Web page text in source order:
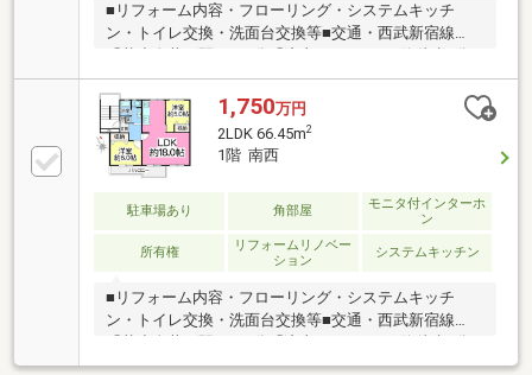
■リフォーム内容・フローリング・システムキッチ
ン・トイレ交換・洗面台交換等■交通・西武新宿線
物件概要・専有面積：66.45m2・間取り：3LDK・階
数：鉄筋コンクリート造5階建4階部分・築年月：1970
年(昭和45年)9月■おすすめポイント・日当たり・通風
良好・敷地内に公園有■周辺環境・市立第九小学校ま
で約210ｍ（徒歩約3分）・市立西中学校まで約
550ｍ（徒歩約7分）ご案内・ローン相談・資料請求等
お気軽にお問合せください。
1,750万円
2LDK 66.45m2
1階 南西
駐車場あり 角部屋
モニタ付インターホ
ン
所有権
リフォームリノベー
ション
システムキッチン
■リフォーム内容・フローリング・システムキッチ
ン・トイレ交換・洗面台交換等■交通・西武新宿線
物件概要・専有面積：66.45㎡・間取り：2LDK・階